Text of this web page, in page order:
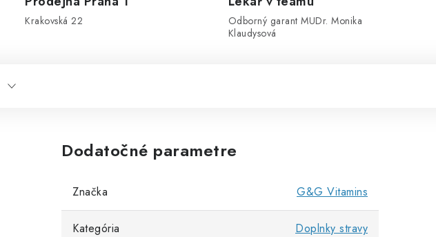
Krakovská 22
Odborný garant MUDr. Monika
Klaudysová
Dodatočné parametre
Značka G&G Vitamins
Kategória Doplnky stravy